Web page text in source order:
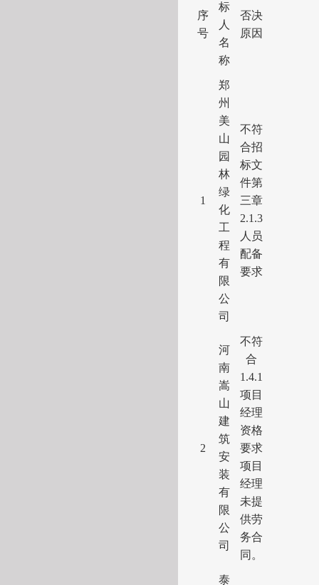
序
号
标
人
名
称
否决
原因
1
郑
州
美
山
园
林
绿
化
工
程
有
限
公
司
不符
合招
标文
件第
三章
2.1.3
人员
配备
要求
2
河
南
嵩
山
建
筑
安
装
有
限
公
司
不符
合
1 .4.1
项目
经理
资格
要求
项目
经理
未提
供劳
务合
同。
泰